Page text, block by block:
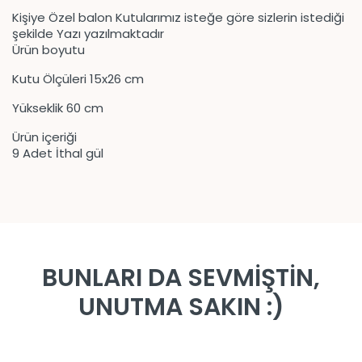
Kişiye Özel balon Kutularımız isteğe göre sizlerin istediği
şekilde Yazı yazılmaktadır
Ürün boyutu
Kutu Ölçüleri 15x26 cm
Yükseklik 60 cm
Ürün içeriği
9 Adet İthal gül
BUNLARI DA SEVMİŞTİN,
UNUTMA SAKIN :)